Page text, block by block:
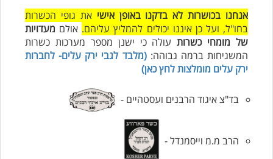
אנחנו בכושרות לא בדקנו באופן אישי את גופי הכשרות
בחו"ל, ועל כן איננו יכולים להמליץ עליהם. אולם מעדויות
של מומחי כשרותעולה כי ישנן מספר מערכות כשרות
המשגיחות ברמה גבוהה:(מלבד לגבי ירק עלים- לחברות
ירק עלים מומלצות לחץ כאן)
בד"צ איגוד הרבנים ועסטהיים -
הרב מ.מ וייסמנדל -